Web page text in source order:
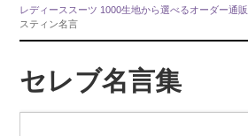
レディーススーツ 1000生地から選べるオーダー通販
スティン名言
セレブ名言集